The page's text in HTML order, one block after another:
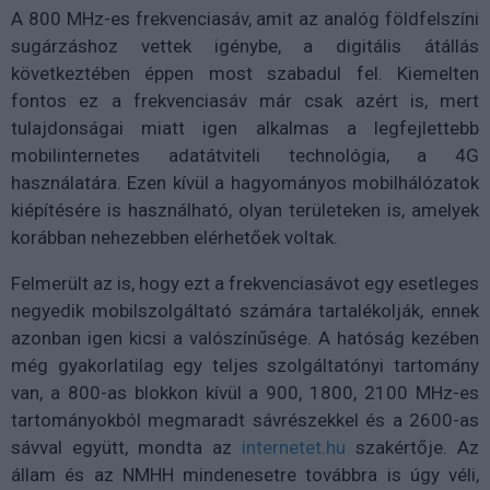
A 800 MHz-es frekvenciasáv, amit az analóg földfelszíni
sugárzáshoz vettek igénybe, a digitális átállás
következtében éppen most szabadul fel. Kiemelten
fontos ez a frekvenciasáv már csak azért is, mert
tulajdonságai miatt igen alkalmas a legfejlettebb
mobilinternetes adatátviteli technológia, a 4G
használatára. Ezen kívül a hagyományos mobilhálózatok
kiépítésére is használható, olyan területeken is, amelyek
korábban nehezebben elérhetőek voltak.
Felmerült az is, hogy ezt a frekvenciasávot egy esetleges
negyedik mobilszolgáltató számára tartalékolják, ennek
azonban igen kicsi a valószínűsége. A hatóság kezében
még gyakorlatilag egy teljes szolgáltatónyi tartomány
van, a 800-as blokkon kívül a 900, 1800, 2100 MHz-es
tartományokból megmaradt sávrészekkel és a 2600-as
sávval együtt, mondta az internetet.hu szakértője. Az
állam és az NMHH mindenesetre továbbra is úgy véli,